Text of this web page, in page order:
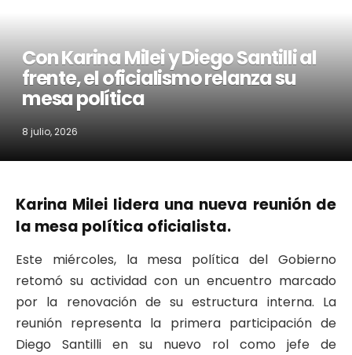
Con Karina Milei y Diego Santilli al
frente, el oficialismo relanza su
mesa política
8 julio, 2026
Karina Milei lidera una nueva reunión de
la mesa política oficialista.
Este miércoles, la mesa política del Gobierno
retomó su actividad con un encuentro marcado
por la renovación de su estructura interna. La
reunión representa la primera participación de
Diego Santilli en su nuevo rol como jefe de